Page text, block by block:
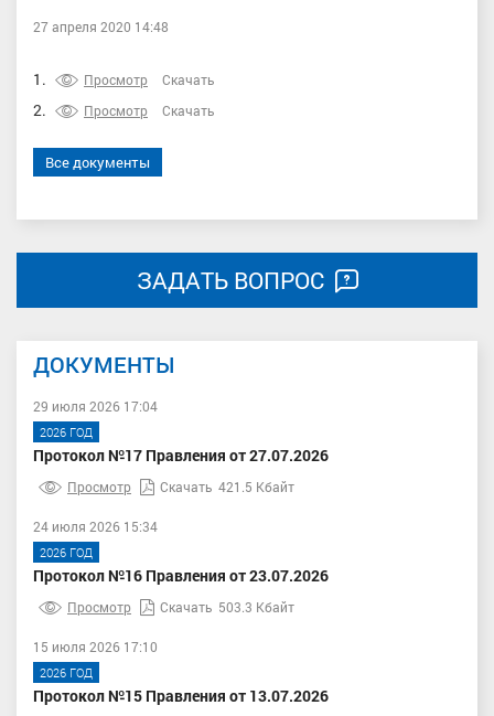
27 апреля 2020 14:48
1. Просмотр Скачать
2. Просмотр Скачать
Все документы
ЗАДАТЬ ВОПРОС
ДОКУМЕНТЫ
29 июля 2026 17:04
2026 ГОД
Протокол №17 Правления от 27.07.2026
Просмотр Скачать 421.5 Кбайт
24 июля 2026 15:34
2026 ГОД
Протокол №16 Правления от 23.07.2026
Просмотр Скачать 503.3 Кбайт
15 июля 2026 17:10
2026 ГОД
Протокол №15 Правления от 13.07.2026